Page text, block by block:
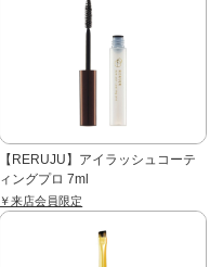
【RERUJU】アイラッシュコーテ
ィングプロ 7ml
￥来店会員限定